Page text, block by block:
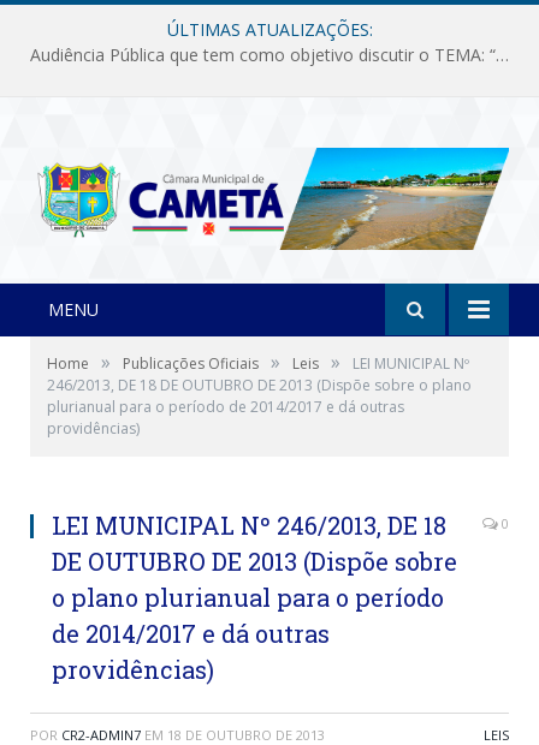
ÚLTIMAS ATUALIZAÇÕES:
Audiência Pública que tem como objetivo discutir o TEMA: “Fornecimento de Energia Elétrica em Debate: Tarifas, Qualidade e Atendimento dos Serviços”
MENU
Home » Publicações Oficiais » Leis »
LEI MUNICIPAL Nº
246/2013, DE 18 DE OUTUBRO DE 2013 (Dispõe sobre o plano
plurianual para o período de 2014/2017 e dá outras
providências)
LEI MUNICIPAL Nº 246/2013, DE 18
DE OUTUBRO DE 2013 (Dispõe sobre
o plano plurianual para o período
de 2014/2017 e dá outras
providências)
0
POR CR2-ADMIN7 EM 18 DE OUTUBRO DE 2013 LEIS